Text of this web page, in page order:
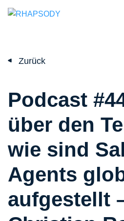
Zurück
Podcast
über den
wie sind
Agents
aufgestellt